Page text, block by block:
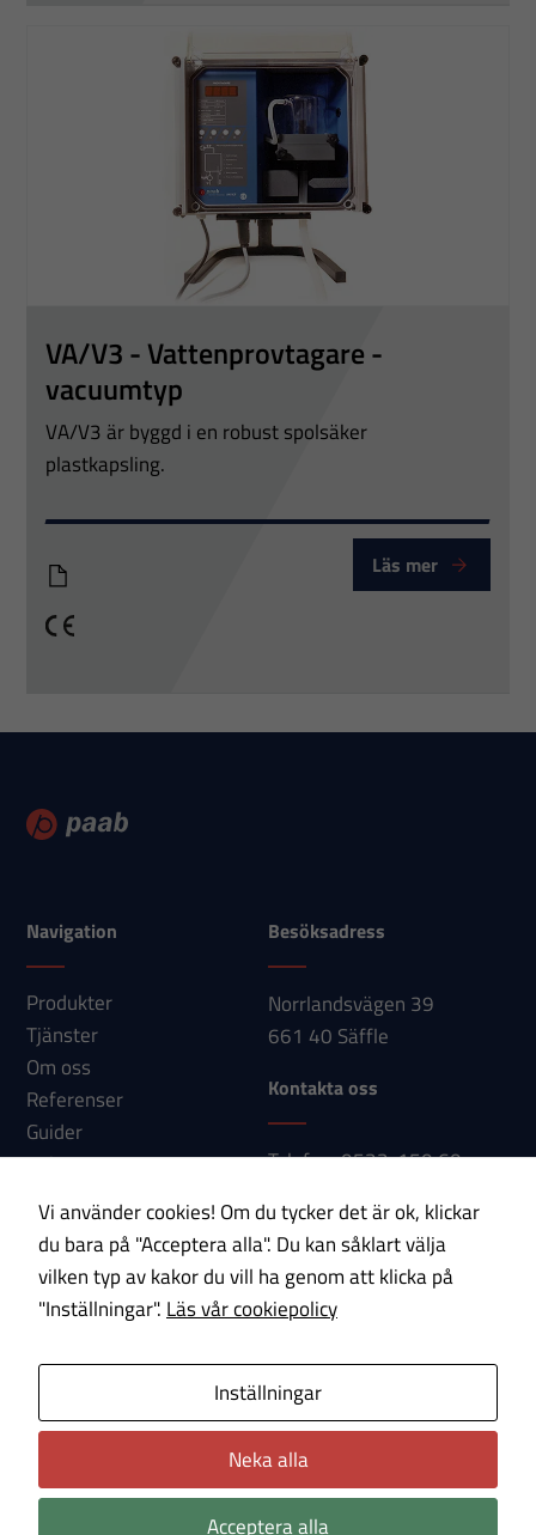
VA/V3 - Vattenprovtagare -
vacuumtyp
VA/V3 är byggd i en robust spolsäker
plastkapsling.
PTT_VA-V3
Läs mer
CE
Navigation
Produkter
Tjänster
Om oss
Referenser
Guider
Nyheter
Kontakt
Besöksadress
Norrlandsvägen 39
661 40 Säffle
Kontakta oss
Telefon: 0533-150 60
info@paab.com
Prenumerera på vårt nyhetsbrev!
E-post
Om cookies
Vi använder cookies! Om du tycker det är ok, klickar
du bara på "Acceptera alla". Du kan såklart välja
vilken typ av kakor du vill ha genom att klicka på
"Inställningar". Läs vår cookiepolicy
Inställningar
Neka alla
Acceptera alla
Dessa
inte att välja
behövs för
att hemsidan
över huvud
taget ska
Statistik
För att vi ska
kunna
förbättra